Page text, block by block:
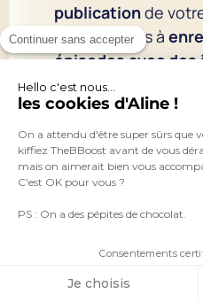
Continuer sans accepter
Hello c'est nous...
les cookies d'Aline !
On a attendu d'être super sûrs que
kiffiez TheBBoost avant de vous
mais on aimerait bien vous
C'est OK pour vous ?
PS : On a des pépites de chocolat.
Consentements
Je choisis
publicationde
n’hésitez pas à
épisodes avec
choisissez les
lecross médiapour
votre format audio
pas de télécharger
template de suivi